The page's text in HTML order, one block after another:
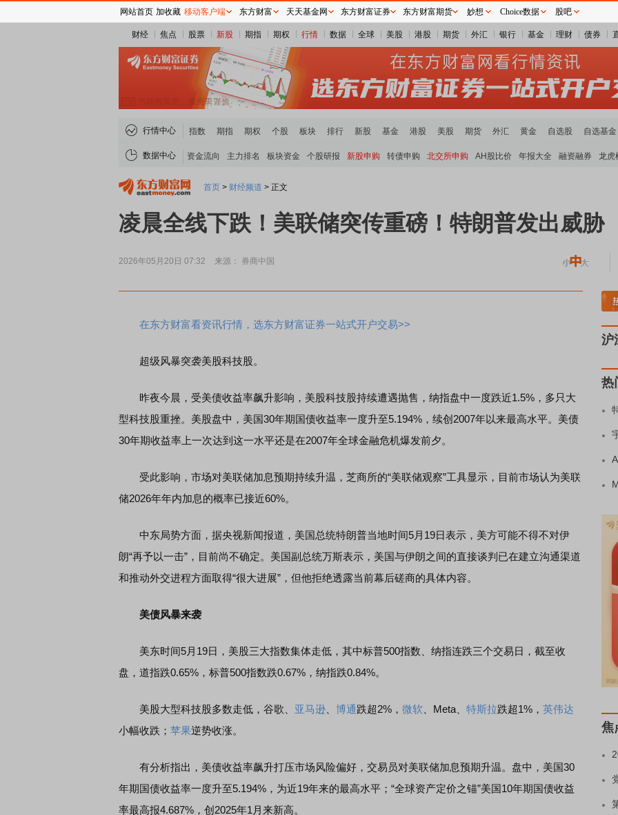
财经 焦点 股票 新股 期指 期权 行情 数据 全球 美股 港股 期货 外汇 银行 基金 理财 债券
行情中心 指数 期指 期权 个股 板块 排行 新股 基金 港股 美股 期货 外汇 黄金 自选股 自选基金
数据中心 资金流向 主力排名 板块资金 个股研报 新股申购 转债申购 北交所申购 AH股比价 年报大全 融资融券 龙虎
首页 > 财经频道 > 正文
凌晨全线下跌！美联储突传重磅！特朗普发出威胁
2026年05月20日 07:32 来源： 券商中国
在东方财富看资讯行情，选东方财富证券一站式开户交易>>
超级风暴突袭美股科技股。
昨夜今晨，受美债收益率飙升影响，美股科技股持续遭遇抛售，纳指盘中一度跌近1.5%，多只大
型科技股重挫。美股盘中，美国30年期国债收益率一度升至5.194%，续创2007年以来最高水平。美债
30年期收益率上一次达到这一水平还是在2007年全球金融危机爆发前夕。
受此影响，市场对美联储加息预期持续升温，芝商所的“美联储观察”工具显示，目前市场认为美联
储2026年年内加息的概率已接近60%。
中东局势方面，据央视新闻报道，美国总统特朗普当地时间5月19日表示，美方可能不得不对伊
朗“再予以一击”，目前尚不确定。美国副总统万斯表示，美国与伊朗之间的直接谈判已在建立沟通渠道
和推动外交进程方面取得“很大进展”，但他拒绝透露当前幕后磋商的具体内容。
美债风暴来袭
美东时间5月19日，美股三大指数集体走低，其中标普500指数、纳指连跌三个交易日，截至收
盘，道指跌0.65%，标普500指数跌0.67%，纳指跌0.84%。
美股大型科技股多数走低，谷歌、 亚马逊 博通跌超2%， 微软 、Meta、 特斯拉跌超1%， 英伟达
小幅收跌； 苹果逆势收涨。
有分析指出，美债收益率飙升打压市场风险偏好，交易员对美联储加息预期升温。盘中，美国30
年期国债收益率一度升至5.194%，为近19年来的最高水平；“全球资产定价之锚”美国10年期国债收益
率最高报4.687%，创2025年1月来新高。
沪
热
焦
网站首页 加收藏 移动客户端 东方财富 天天基金网 东方财富证券 东方财富期货 妙想 Choice数据 股吧